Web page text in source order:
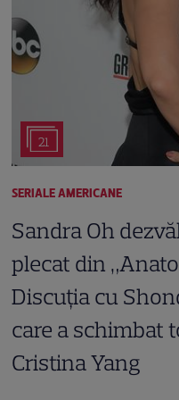
21
SERIALE AMERICANE
Sandra Oh
plecat din
Discuția cu
care a schimbat
Cristina Yang